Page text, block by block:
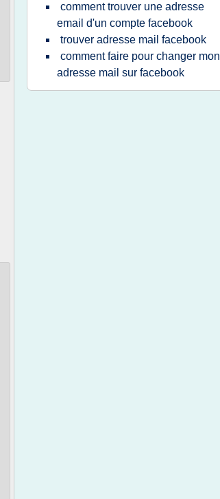
comment trouver une adresse
email d'un compte facebook
trouver adresse mail facebook
comment faire pour changer mon
adresse mail sur facebook